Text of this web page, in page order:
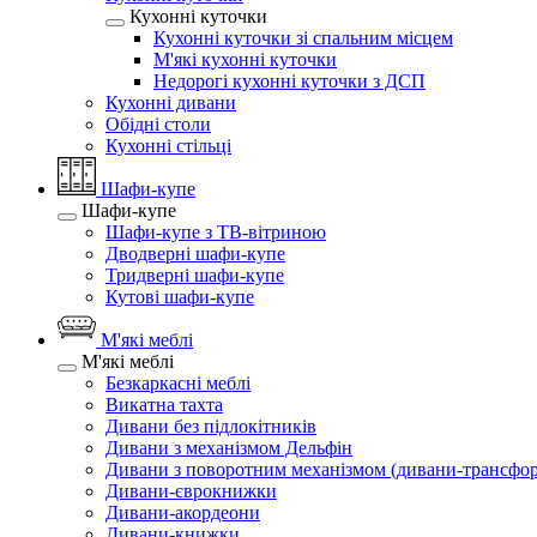
Кухонні куточки
Кухонні куточки зі спальним місцем
М'які кухонні куточки
Недорогі кухонні куточки з ДСП
Кухонні дивани
Обідні столи
Кухонні стільці
Шафи-купе
Шафи-купе
Шафи-купе з ТВ-вітриною
Дводверні шафи-купе
Тридверні шафи-купе
Кутові шафи-купе
М'які меблі
М'які меблі
Безкаркасні меблі
Викатна тахта
Дивани без підлокітників
Дивани з механізмом Дельфін
Дивани з поворотним механізмом (дивани-
Дивани-єврокнижки
Дивани-акордеони